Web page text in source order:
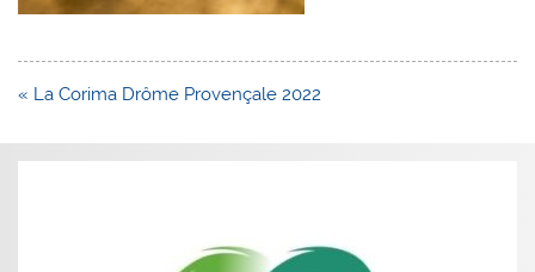
Navigation
l’article
« La Corima Drôme Provençale 2022